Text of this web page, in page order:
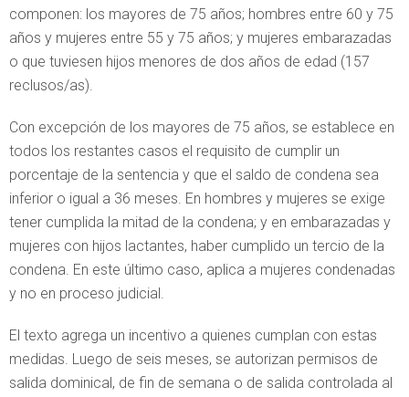
componen: los mayores de 75 años; hombres entre 60 y 75
años y mujeres entre 55 y 75 años; y mujeres embarazadas
o que tuviesen hijos menores de dos años de edad (157
reclusos/as).
Con excepción de los mayores de 75 años, se establece en
todos los restantes casos el requisito de cumplir un
porcentaje de la sentencia y que el saldo de condena sea
inferior o igual a 36 meses. En hombres y mujeres se exige
tener cumplida la mitad de la condena; y en embarazadas y
mujeres con hijos lactantes, haber cumplido un tercio de la
condena. En este último caso, aplica a mujeres condenadas
y no en proceso judicial.
El texto agrega un incentivo a quienes cumplan con estas
medidas. Luego de seis meses, se autorizan permisos de
salida dominical, de fin de semana o de salida controlada al